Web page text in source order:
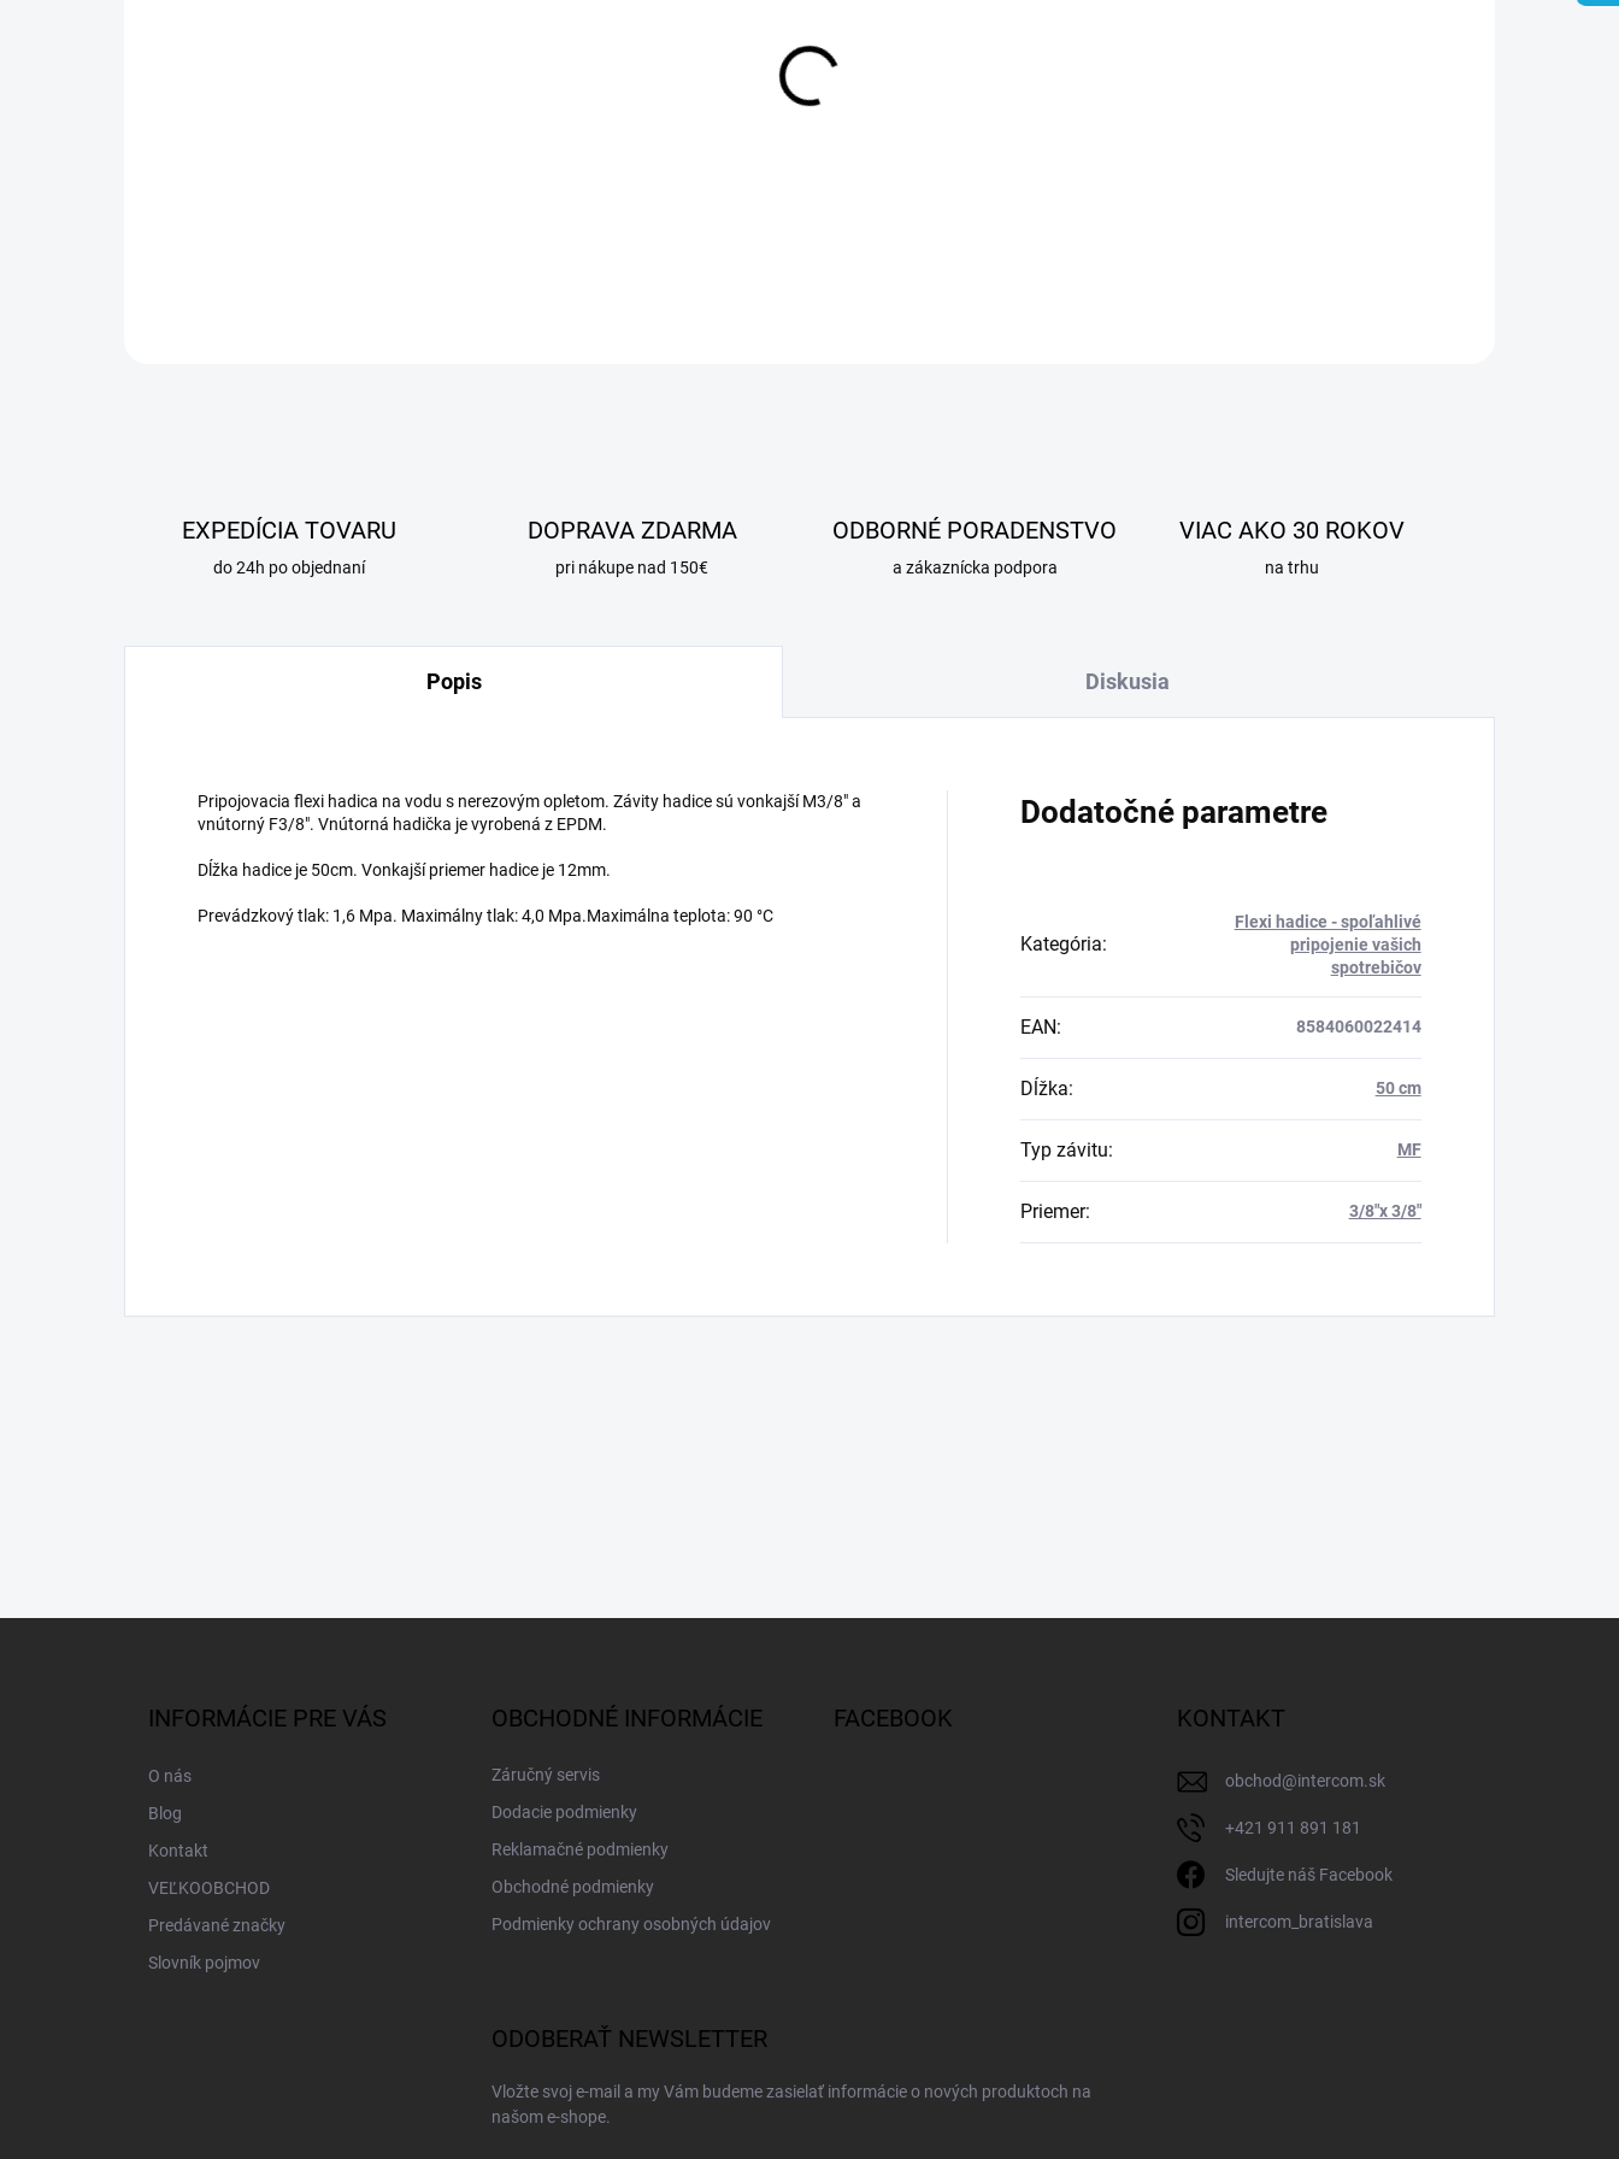
EXPEDÍCIA TOVARU
do 24h po objednaní
DOPRAVA ZDARMA
pri nákupe nad 150€
ODBORNÉ PORADENSTVO
a zákaznícka podpora
VIAC AKO 30 ROKOV
na trhu
Popis Diskusia
Pripojovacia flexi hadica na vodu s nerezovým opletom. Závity hadice sú vonkajší M3/8" a
vnútorný F3/8". Vnútorná hadička je vyrobená z EPDM.
Dĺžka hadice je 50cm. Vonkajší priemer hadice je 12mm.
Prevádzkový tlak: 1,6 Mpa. Maximálny tlak: 4,0 Mpa.Maximálna teplota: 90 °C
Dodatočné parametre
Kategória:
Flexi hadice - spoľahlivé
pripojenie vašich
spotrebičov
EAN: 8584060022414
Dĺžka: 50 cm
Typ závitu: MF
Priemer: 3/8"x 3/8"
INFORMÁCIE PRE VÁS
O nás
Blog
Kontakt
VEĽKOOBCHOD
Predávané značky
Slovník pojmov
OBCHODNÉ INFORMÁCIE
Záručný servis
Dodacie podmienky
Reklamačné podmienky
Obchodné podmienky
Podmienky ochrany osobných údajov
FACEBOOK KONTAKT
obchod@intercom.sk
+421 911 891 181
Sledujte náš Facebook
intercom_bratislava
ODOBERAŤ NEWSLETTER
Vložte svoj e-mail a my Vám budeme zasielať informácie o nových produktoch na
našom e-shope.